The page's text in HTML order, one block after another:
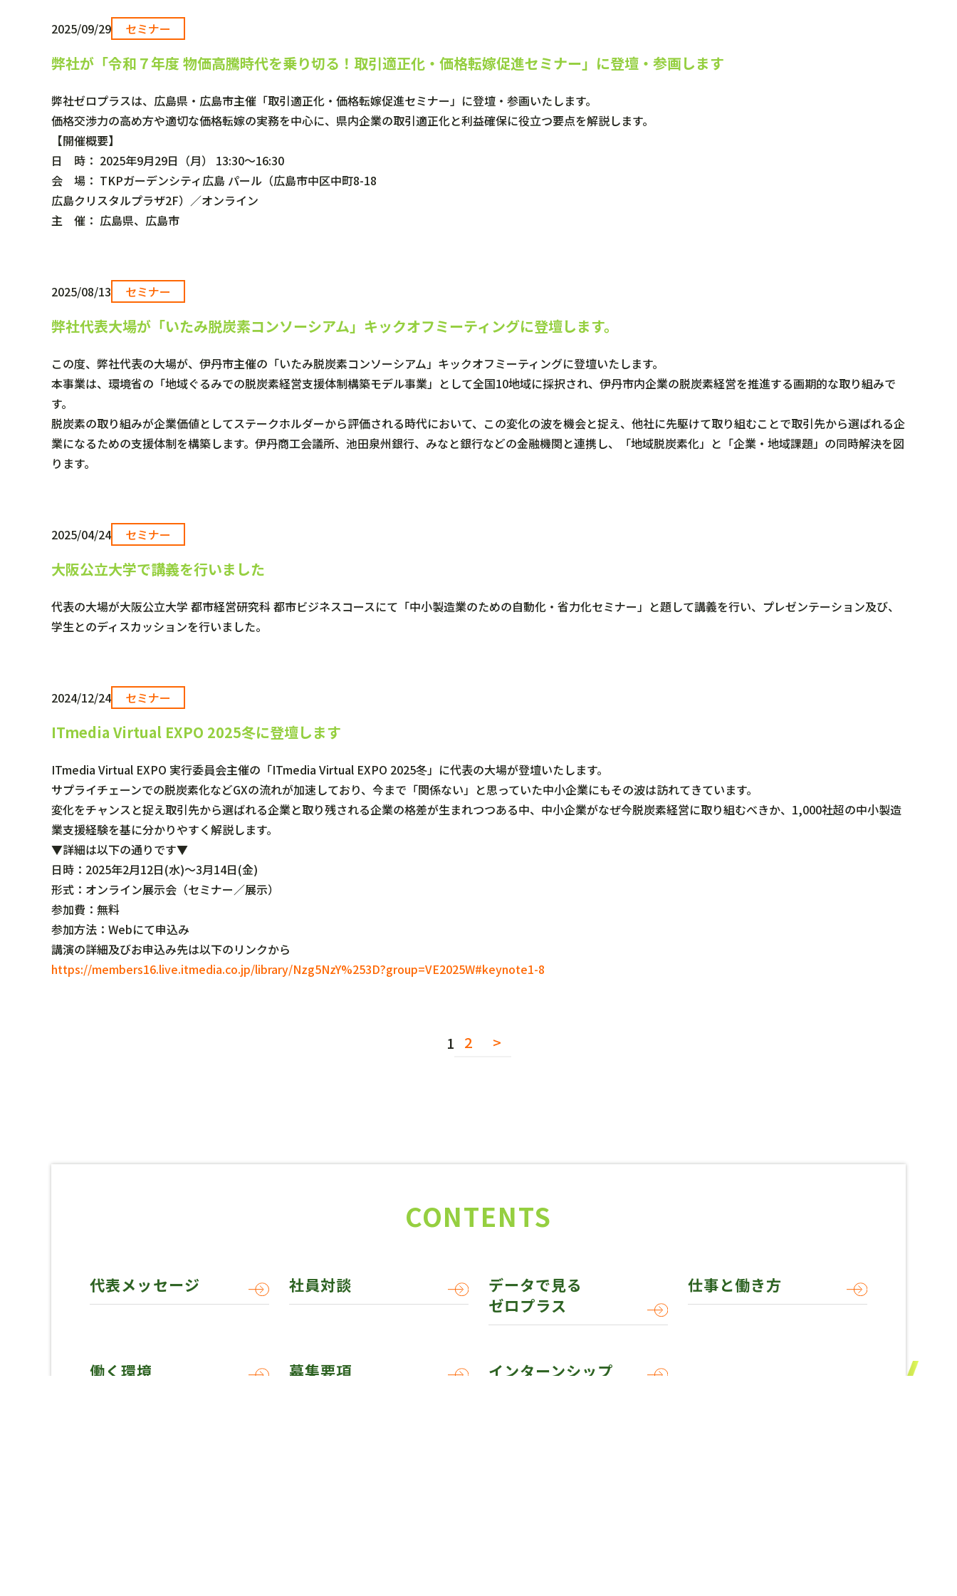
2025/09/29 セミナー
弊社が「令和７年度 物価高騰時代を乗り切る！取引適正化・価格転嫁促進セミナー」に登壇・参画します
弊社ゼロプラスは、広島県・広島市主催「取引適正化・価格転嫁促進セミナー」に登壇・参画いたします。
価格交渉力の高め方や適切な価格転嫁の実務を中心に、県内企業の取引適正化と利益確保に役立つ要点を解説します。
【開催概要】
日 時： 2025年9月29日（月） 13:30～16:30
会 場： TKPガーデンシティ広島 パール（広島市中区中町8-18
広島クリスタルプラザ2F）／オンライン
主 催： 広島県、広島市
2025/08/13 セミナー
弊社代表大場が「いたみ脱炭素コンソーシアム」キックオフミーティングに登壇します。
この度、弊社代表の大場が、伊丹市主催の「いたみ脱炭素コンソーシアム」キックオフミーティングに登壇いたします。
本事業は、環境省の「地域ぐるみでの脱炭素経営支援体制構築モデル事業」として全国10地域に採択され、伊丹市内企業の脱炭素経営を推進する画期的な取り組みで
す。
脱炭素の取り組みが企業価値としてステークホルダーから評価される時代において、この変化の波を機会と捉え、他社に先駆けて取り組むことで取引先から選ばれる企
業になるための支援体制を構築します。伊丹商工会議所、池田泉州銀行、みなと銀行などの金融機関と連携し、「地域脱炭素化」と「企業・地域課題」の同時解決を図
ります。
2025/04/24 セミナー
大阪公立大学で講義を行いました
代表の大場が大阪公立大学 都市経営研究科 都市ビジネスコースにて「中小製造業のための自動化・省力化セミナー」と題して講義を行い、プレゼンテーション及び、
学生とのディスカッションを行いました。
2024/12/24 セミナー
ITmedia Virtual EXPO 2025冬に登壇します
ITmedia Virtual EXPO 実行委員会主催の「ITmedia Virtual EXPO 2025冬」に代表の大場が登壇いたします。
サプライチェーンでの脱炭素化などGXの流れが加速しており、今まで「関係ない」と思っていた中小企業にもその波は訪れてきています。
変化をチャンスと捉え取引先から選ばれる企業と取り残される企業の格差が生まれつつある中、中小企業がなぜ今脱炭素経営に取り組むべきか、1,000社超の中小製造
業支援経験を基に分かりやすく解説します。
▼詳細は以下の通りです▼
日時：2025年2月12日(水)～3月14日(金)
形式：オンライン展示会（セミナー／展示）
参加費：無料
参加方法：Webにて申込み
講演の詳細及びお申込み先は以下のリンクから
https://members16.live.itmedia.co.jp/library/Nzg5NzY%253D?group=VE2025W#keynote1-8
1 2 >
CONTENTS
代表メッセージ 社員対談
データで見る
ゼロプラス
仕事と働き方
働く環境 募集要項 インターンシップ